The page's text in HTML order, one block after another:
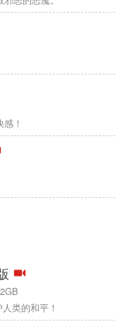
！
2GB
类的和平！